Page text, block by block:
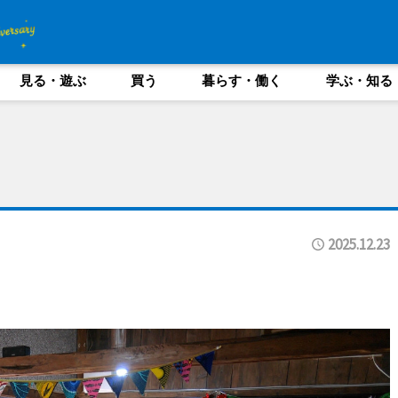
見る・遊ぶ 買う 暮らす・働く 学ぶ・知る
2025.12.23